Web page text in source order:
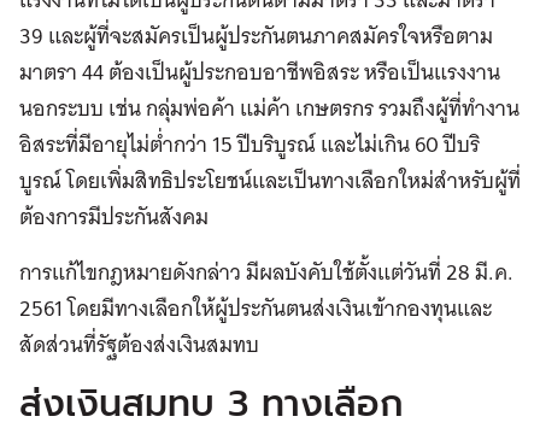
39 และผู้ที่จะสมัครเป็นผู้ประกันตนภาคสมัครใจหรือตาม
มาตรา 44 ต้องเป็นผู้ประกอบอาชีพอิสระ หรือเป็นแรงงาน
นอกระบบ เช่น กลุ่มพ่อค้า แม่ค้า เกษตรกร รวมถึงผู้ที่ทำงาน
อิสระที่มีอายุไม่ต่ำกว่า 15 ปีบริบูรณ์ และไม่เกิน 60 ปีบริ
บูรณ์ โดยเพิ่มสิทธิประโยชน์และเป็นทางเลือกใหม่สำหรับผู้ที่
ต้องการมีประกันสังคม
การแก้ไขกฎหมายดังกล่าว มีผลบังคับใช้ตั้งแต่วันที่ 28 มี.ค.
2561 โดยมีทางเลือกให้ผู้ประกันตนส่งเงินเข้ากองทุนและ
สัดส่วนที่รัฐต้องส่งเงินสมทบ
ส่งเงินสมทบ 3 ทางเลือก